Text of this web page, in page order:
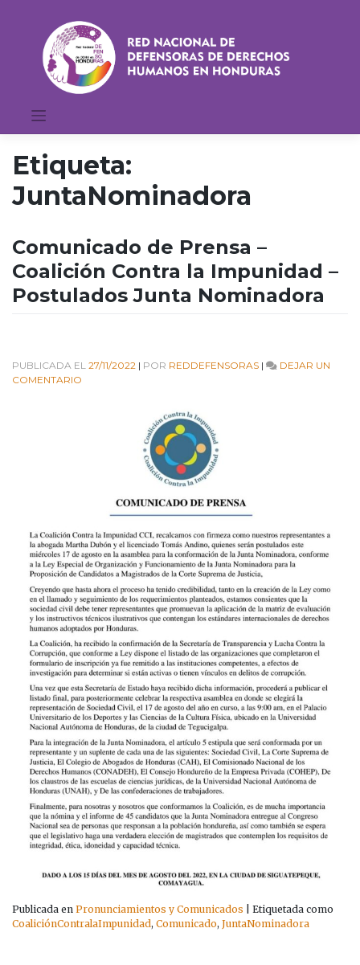
Etiqueta:
JuntaNominadora
Comunicado de Prensa –
Coalición Contra la Impunidad –
Postulados Junta Nominadora
PUBLICADA EL 27/11/2022 | POR REDDEFENSORAS |
DEJAR UN
COMENTARIO
JUNTA
NOMINADORA
Publicada en Pronunciamientos y Comunicados
Etiquetada como
CoaliciónContralaImpunidad, Comunicado, JuntaNominadora